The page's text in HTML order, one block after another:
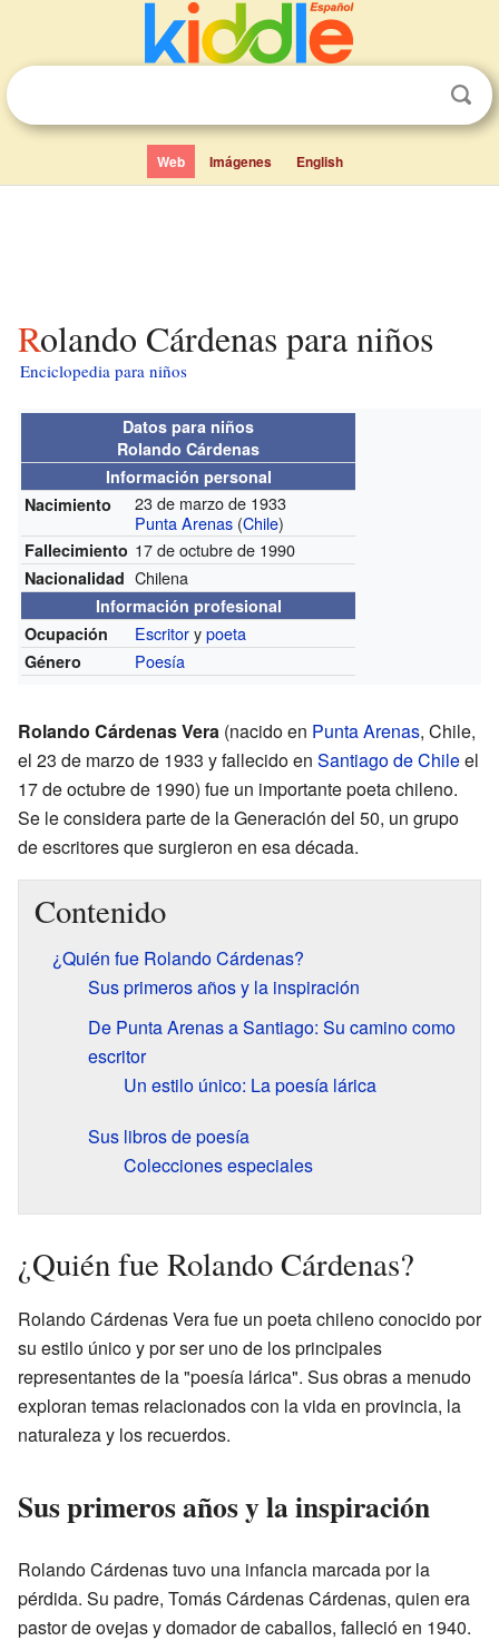
Web Imágenes English
Rolando Cárdenas para niños
Enciclopedia para niños
Datos para niños
Rolando Cárdenas
Información personal
Nacimiento
23 de marzo de 1933
Punta Arenas (Chile)
Fallecimiento 17 de octubre de 1990
Nacionalidad Chilena
Información profesional
Ocupación
Escritorypoeta
Género Poesía
Rolando Cárdenas Vera (nacido en Punta Arenas, Chile,
el 23 de marzo de 1933 y fallecido en Santiago de Chileel
17 de octubre de 1990) fue un importante poeta chileno.
Se le considera parte de la Generación del 50, un grupo
de escritores que surgieron en esa década.
Contenido
¿Quién fue Rolando Cárdenas?
Sus primeros años y la inspiración
De Punta Arenas a Santiago: Su camino como
escritor
Un estilo único: La poesía lárica
Sus libros de poesía
Colecciones especiales
¿Quién fue Rolando Cárdenas?
Rolando Cárdenas Vera fue un poeta chileno conocido por
su estilo único y por ser uno de los principales
representantes de la "poesía lárica". Sus obras a menudo
exploran temas relacionados con la vida en provincia, la
naturaleza y los recuerdos.
Sus primeros años y la inspiración
Rolando Cárdenas tuvo una infancia marcada por la
pérdida. Su padre, Tomás Cárdenas Cárdenas, quien era
pastor de ovejas y domador de caballos, falleció en 1940.